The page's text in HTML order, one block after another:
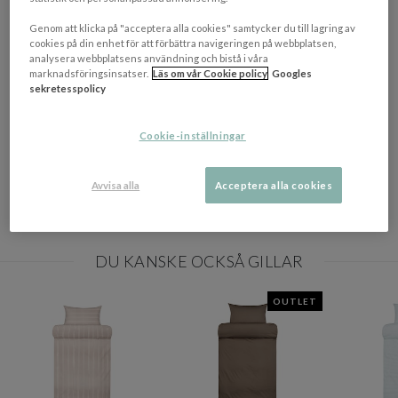
OM VARUMÄRKET
EGENSKAPER
Materialbeskrivning Bomull 100%
DU KANSKE OCKSÅ GILLAR
OUTLET
Genom att klicka på "acceptera alla cookies" samtycker du till lagring av
cookies på din enhet för att förbättra navigeringen på webbplatsen,
analysera webbplatsens användning och bistå i våra
marknadsföringsinsatser. Läs om vår Cookie policy Googles
sekretesspolicy
Cookie-inställningar
Avvisa alla Acceptera alla cookies